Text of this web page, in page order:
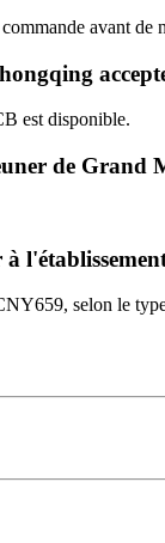
avant de
est disponible.
de
à
selon le